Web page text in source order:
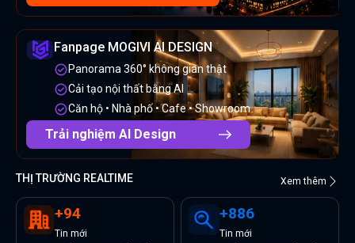
Fanpage MOGIVI AI DESIGN
Panorama 360° không gian thật
Cải tạo nội thất bằng AI
Căn hộ • Nhà phố • Cafe • Showroom
Trải nghiệm AI Design
THỊ TRƯỜNG REALTIME Xem thêm
+94
Tin mới
+886
Tin mới